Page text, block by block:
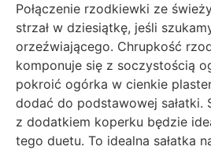
Połączenie rzodkiewki ze
strzał w dziesiątkę, jeśli
orzeźwiającego. Chrupkość
komponuje się z soczystością
pokroić ogórka w cienkie
dodać do podstawowej sałatki.
z dodatkiem koperku będzie
tego duetu. To idealna sałatka